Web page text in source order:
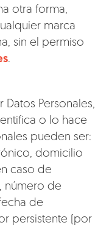
otra forma,
marca
sin el permiso
.
Datos Personales,
o lo hace
pueden ser:
domicilio
caso de
número de
de
persistente (por